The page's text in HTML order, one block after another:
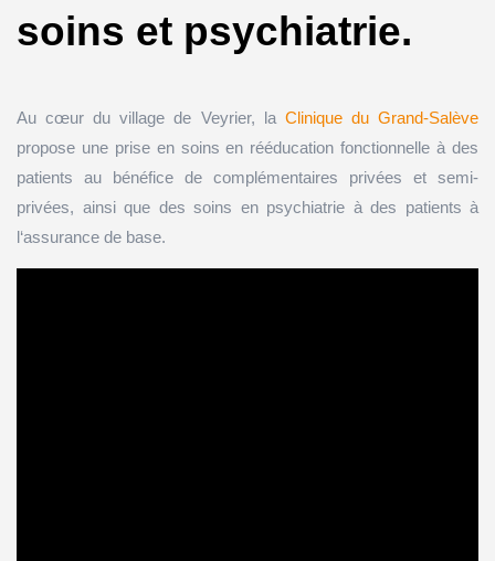
soins et psychiatrie.
Au cœur du village de Veyrier, la Clinique du Grand-Salève
propose une prise en soins en rééducation fonctionnelle à des
patients au bénéfice de complémentaires privées et semi-
privées, ainsi que des soins en psychiatrie à des patients à
l‘assurance de base.